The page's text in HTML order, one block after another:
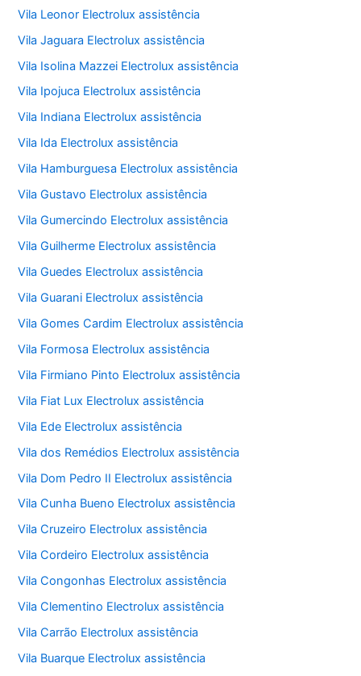
Vila Leonor Electrolux assistência
Vila Jaguara Electrolux assistência
Vila Isolina Mazzei Electrolux assistência
Vila Ipojuca Electrolux assistência
Vila Indiana Electrolux assistência
Vila Ida Electrolux assistência
Vila Hamburguesa Electrolux assistência
Vila Gustavo Electrolux assistência
Vila Gumercindo Electrolux assistência
Vila Guilherme Electrolux assistência
Vila Guedes Electrolux assistência
Vila Guarani Electrolux assistência
Vila Gomes Cardim Electrolux assistência
Vila Formosa Electrolux assistência
Vila Firmiano Pinto Electrolux assistência
Vila Fiat Lux Electrolux assistência
Vila Ede Electrolux assistência
Vila dos Remédios Electrolux assistência
Vila Dom Pedro II Electrolux assistência
Vila Cunha Bueno Electrolux assistência
Vila Cruzeiro Electrolux assistência
Vila Cordeiro Electrolux assistência
Vila Congonhas Electrolux assistência
Vila Clementino Electrolux assistência
Vila Carrão Electrolux assistência
Vila Buarque Electrolux assistência